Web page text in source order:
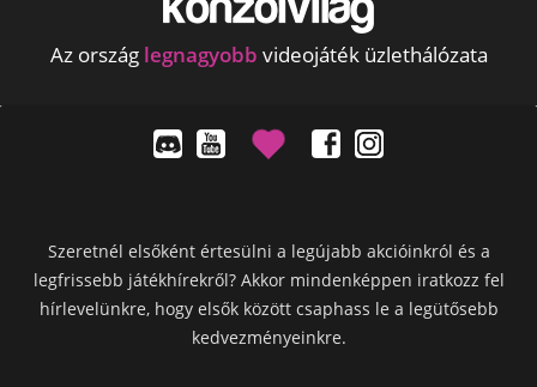
Az ország legnagyobb videojáték üzlethálózata
Szeretnél elsőként értesülni a legújabb akcióinkról és a
legfrissebb játékhírekről? Akkor mindenképpen iratkozz fel
hírlevelünkre, hogy elsők között csaphass le a legütősebb
kedvezményeinkre.